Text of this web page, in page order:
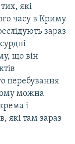
які
часу в Криму
зараз
що він
перебування
можна
і
які там зараз